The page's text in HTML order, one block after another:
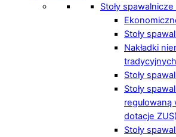
Stoły spawalnicze
Stoły
Nakładki
tradycyjnych
Stoły
Stoły
regulowaną
dotacje ZUS)
Stoły